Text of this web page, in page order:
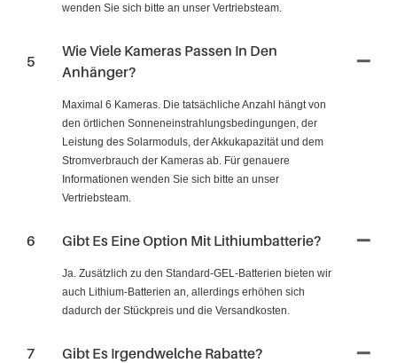
wenden Sie sich bitte an unser Vertriebsteam.
5
Wie Viele Kameras Passen In Den
Anhänger?
Maximal 6 Kameras. Die tatsächliche Anzahl hängt von
den örtlichen Sonneneinstrahlungsbedingungen, der
Leistung des Solarmoduls, der Akkukapazität und dem
Stromverbrauch der Kameras ab. Für genauere
Informationen wenden Sie sich bitte an unser
Vertriebsteam.
6 Gibt Es Eine Option Mit Lithiumbatterie?
Ja. Zusätzlich zu den Standard-GEL-Batterien bieten wir
auch Lithium-Batterien an, allerdings erhöhen sich
dadurch der Stückpreis und die Versandkosten.
7 Gibt Es Irgendwelche Rabatte?